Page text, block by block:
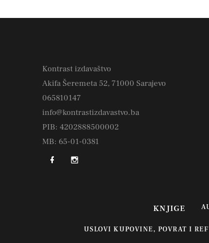
Kontrast izdavaštvo
Akifa Šeremeta 52, 71000 Sarajevo
065810147
info@kontrastizdavastvo.ba
PIB: 4202888500002
MB: 65-01-0381
KNJIGE
USLOVI KUPOVINE, POVRAT I